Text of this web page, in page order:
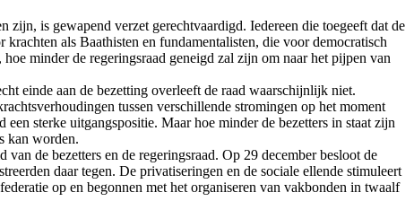
is gewapend verzet gerechtvaardigd. Iedereen die toegeeft dat de
als Baathisten en fundamentalisten, die voor democratisch
minder de regeringsraad geneigd zal zijn om naar het pijpen van
einde aan de bezetting overleeft de raad waarschijnlijk niet.
tussen verschillende stromingen op het moment
sterke uitgangspositie. Maar hoe minder de bezetters in staat zijn
kan worden.
de bezetters en de regeringsraad. Op 29 december besloot de
daar tegen. De privatiseringen en de sociale ellende stimuleert
op en begonnen met het organiseren van vakbonden in twaalf